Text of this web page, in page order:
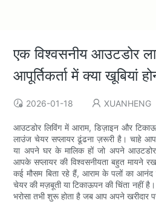
एक विश्वसनीय आउटडोर
आपूर्तिकर्ता में क्या खूबियां
2026-01-18 XUANHENG
आउटडोर लिविंग में आराम, डिज़ाइन और
लाउंज चेयर सप्लायर ढूंढना ज़रूरी है। चाहे आप
या अपने घर के मालिक हों जो अपने
आपके सप्लायर की विश्वसनीयता बहुत मायने
कई मौसम बिता रहे हैं, आराम के पलों का
चेयर की मज़बूती या टिकाऊपन की चिंता नहीं
भरोसा तभी शुरू होता है जब आप अपने खरीदार